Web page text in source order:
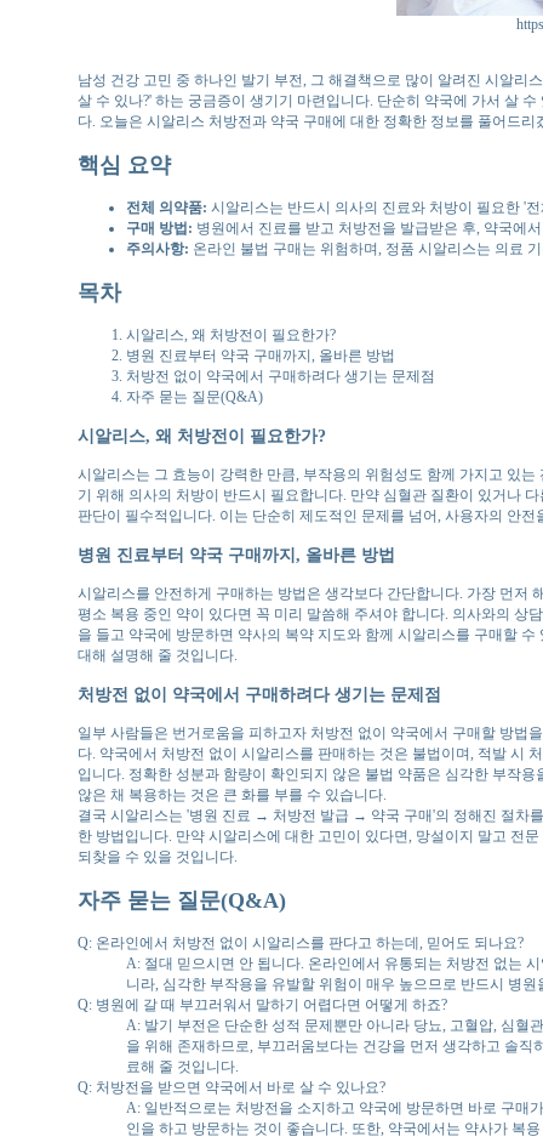
남성 건강 고민 중 하나인 발기 부전, 그 해결책으로 많이 알려진 시알리
살 수 있나?' 하는 궁금증이 생기기 마련입니다. 단순히 약국에 가서 살
다. 오늘은 시알리스 처방전과 약국 구매에 대한 정확한 정보를 풀어드리
핵심 요약
전체 의약품: 시알리스는 반드시 의사의 진료와 처방이 필요한 '
구매 방법: 병원에서 진료를 받고 처방전을 발급받은 후, 약국에
주의사항: 온라인 불법 구매는 위험하며, 정품 시알리스는 의료
목차
시알리스, 왜 처방전이 필요한가?
병원 진료부터 약국 구매까지, 올바른 방법
처방전 없이 약국에서 구매하려다 생기는 문제점
자주 묻는 질문(Q&A)
시알리스, 왜 처방전이 필요한가?
시알리스는 그 효능이 강력한 만큼, 부작용의 위험성도 함께 가지고 있
기 위해 의사의 처방이 반드시 필요합니다. 만약 심혈관 질환이 있거나
판단이 필수적입니다. 이는 단순히 제도적인 문제를 넘어, 사용자의 안
병원 진료부터 약국 구매까지, 올바른 방법
시알리스를 안전하게 구매하는 방법은 생각보다 간단합니다. 가장 먼저
평소 복용 중인 약이 있다면 꼭 미리 말씀해 주셔야 합니다. 의사와의 상
을 들고 약국에 방문하면 약사의 복약 지도와 함께 시알리스를 구매할
대해 설명해 줄 것입니다.
처방전 없이 약국에서 구매하려다 생기는 문제점
일부 사람들은 번거로움을 피하고자 처방전 없이 약국에서 구매할 방법
다. 약국에서 처방전 없이 시알리스를 판매하는 것은 불법이며, 적발 시
입니다. 정확한 성분과 함량이 확인되지 않은 불법 약품은 심각한 부작
않은 채 복용하는 것은 큰 화를 부를 수 있습니다.
결국 시알리스는 '병원 진료 → 처방전 발급 → 약국 구매'의 정해진 절차
한 방법입니다. 만약 시알리스에 대한 고민이 있다면, 망설이지 말고 전
되찾을 수 있을 것입니다.
자주 묻는 질문(Q&A)
Q: 온라인에서 처방전 없이 시알리스를 판다고 하는데, 믿어도 되나요?
A: 절대 믿으시면 안 됩니다. 온라인에서 유통되는 처방전 없는
니라, 심각한 부작용을 유발할 위험이 매우 높으므로 반드시 병
Q: 병원에 갈 때 부끄러워서 말하기 어렵다면 어떻게 하죠?
A: 발기 부전은 단순한 성적 문제뿐만 아니라 당뇨, 고혈압, 심혈
을 위해 존재하므로, 부끄러움보다는 건강을 먼저 생각하고 솔
료해 줄 것입니다.
Q: 처방전을 받으면 약국에서 바로 살 수 있나요?
A: 일반적으로는 처방전을 소지하고 약국에 방문하면 바로 구매
인을 하고 방문하는 것이 좋습니다. 또한, 약국에서는 약사가 복